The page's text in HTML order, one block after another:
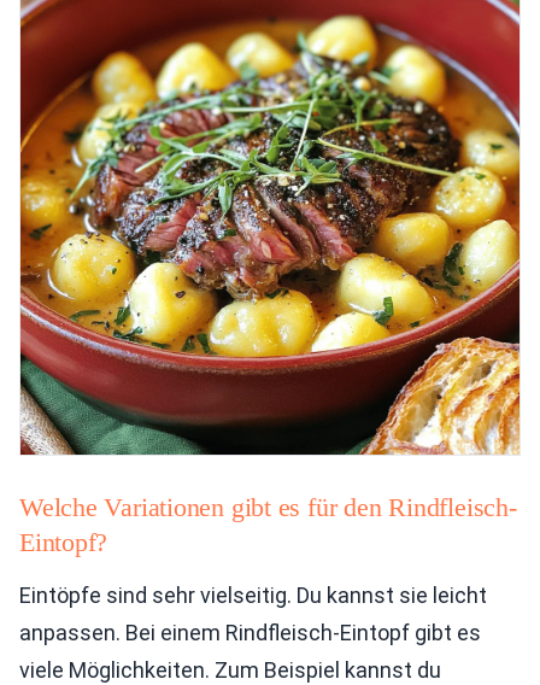
Welche Variationen gibt es für den Rindfleisch-
Eintopf?
Eintöpfe sind sehr vielseitig. Du kannst sie leicht
anpassen. Bei einem Rindfleisch-Eintopf gibt es
viele Möglichkeiten. Zum Beispiel kannst du